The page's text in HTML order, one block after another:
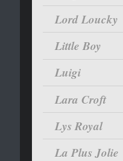
Lord Loucky
Little Boy
Luigi
Lara Croft
Lys Royal
La Plus Jolie